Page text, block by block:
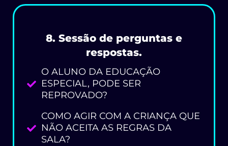
8. Sessão de perguntas e
respostas.
O ALUNO DA EDUCAÇÃO
ESPECIAL, PODE SER
REPROVADO?
COMO AGIR COM A CRIANÇA QUE
NÃO ACEITA AS REGRAS DA
SALA?